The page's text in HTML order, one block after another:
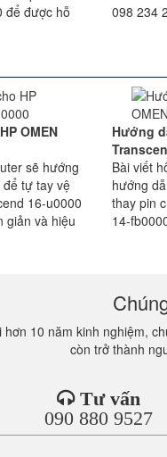
để được hỗ
098 234
OMEN
sẽ hướng
tự tay vệ
16-u0000
giản và hiệu
Hướng
Bài viết
hướng
thay pin
14-
hơn 10 năm kinh nghiệm,
còn trở thành
Tư vấn
090 880 9527